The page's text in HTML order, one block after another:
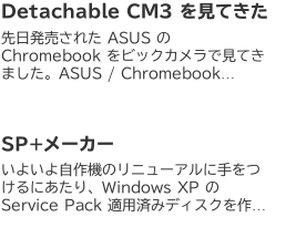
Detachable CM3 を見てきた
先日発売された ASUS の
Chromebook をビックカメラで見てき
ました。ASUS / Chromebook
SP+メーカー
いよいよ自作機のリニューアルに手をつ
けるにあたり、Windows XP の
Service Pack 適用済みディスクを作